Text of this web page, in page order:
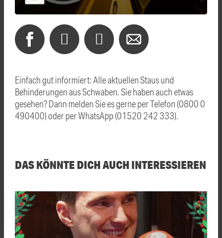
Einfach gut informiert: Alle aktuellen Staus und
Behinderungen aus Schwaben. Sie haben auch etwas
gesehen? Dann melden Sie es gerne per Telefon (0800 0
490400) oder per WhatsApp (01520 242 333).
DAS KÖNNTE DICH AUCH INTERESSIEREN